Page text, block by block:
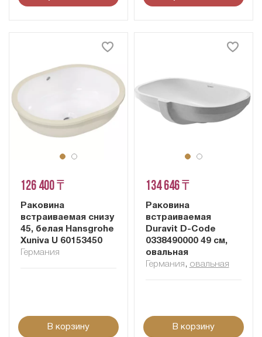
126 400 ₸
Раковина
встраиваемая снизу
45, белая Hansgrohe
Xuniva U 60153450
Германия
В корзину
134 646 ₸
Раковина
встраиваемая
Duravit D-Code
0338490000 49 см,
овальная
Германия , овальная
В корзину